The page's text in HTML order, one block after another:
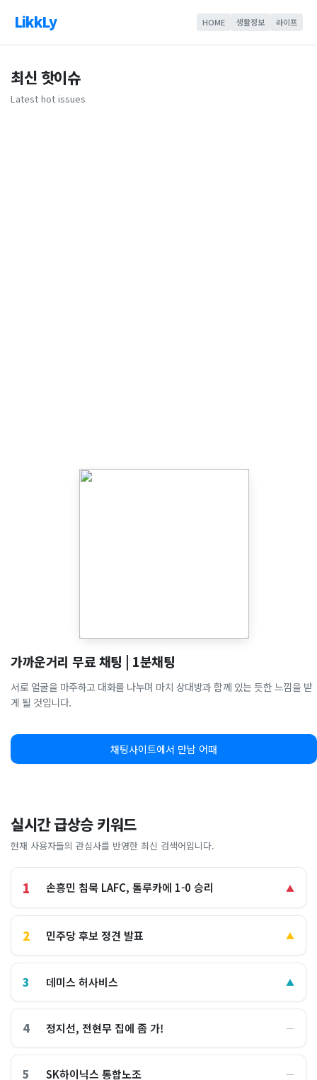
LikkLy HOME 생활정보 라이프
최신 핫이슈
Latest hot issues
가까운거리 무료 채팅 | 1분채팅
서로 얼굴을 마주하고 대화를 나누며 마치 상대방과 함께 있는 듯한 느낌을 받
게 될 것입니다.
채팅사이트에서 만남 어때
실시간 급상승 키워드
현재 사용자들의 관심사를 반영한 최신 검색어입니다.
1 손흥민 침묵 LAFC, 톨루카에 1-0 승리 ▲
2 민주당 후보 정견 발표 ▲
3 데미스 허사비스 ▲
4 정지선, 전현무 집에 좀 가! ―
5 SK하이닉스 통합노조 ―